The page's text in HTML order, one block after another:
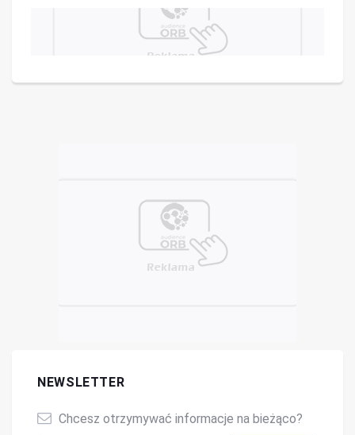
NEWSLETTER
Chcesz otrzymywać informacje na bieżąco?